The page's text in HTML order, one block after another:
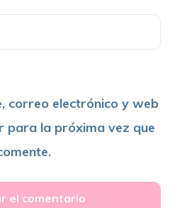
correo electrónico y web
para la próxima vez que